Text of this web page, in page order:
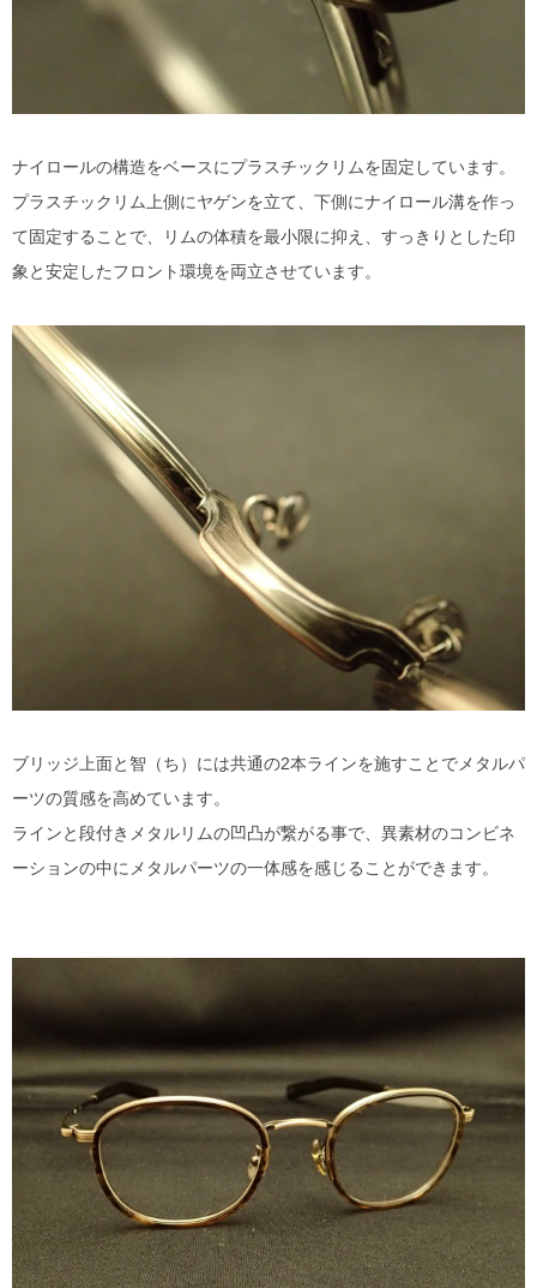
ナイロールの構造をベースにプラスチックリムを固定しています。
プラスチックリム上側にヤゲンを立て、下側にナイロール溝を作っ
て固定することで、リムの体積を最小限に抑え、すっきりとした印
象と安定したフロント環境を両立させています。
ブリッジ上面と智（ち）には共通の2本ラインを施すことでメタルパ
ーツの質感を高めています。
ラインと段付きメタルリムの凹凸が繋がる事で、異素材のコンビネ
ーションの中にメタルパーツの一体感を感じることができます。